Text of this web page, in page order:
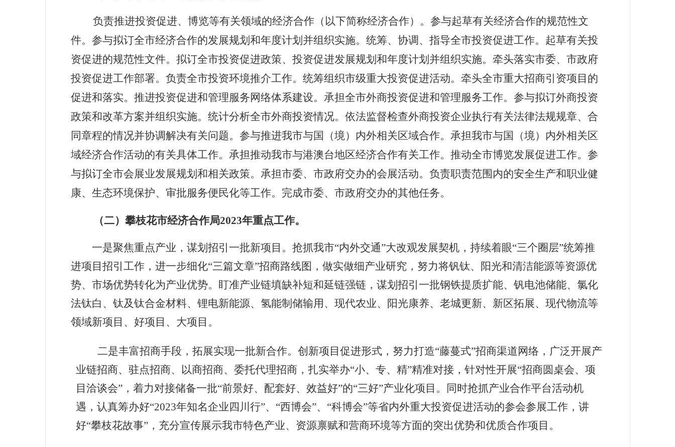
负责推进投资促进、博览等有关领域的经济合作（以下简称经济合作）。参与起草有关经济合作的规范性文
件。参与拟订全市经济合作的发展规划和年度计划并组织实施。统筹、协调、指导全市投资促进工作。起草有关投
资促进的规范性文件。拟订全市投资促进政策、投资促进发展规划和年度计划并组织实施。牵头落实市委、市政府
投资促进工作部署。负责全市投资环境推介工作。统筹组织市级重大投资促进活动。牵头全市重大招商引资项目的
促进和落实。推进投资促进和管理服务网络体系建设。承担全市外商投资促进和管理服务工作。参与拟订外商投资
政策和改革方案并组织实施。统计分析全市外商投资情况。依法监督检查外商投资企业执行有关法律法规规章、合
同章程的情况并协调解决有关问题。参与推进我市与国（境）内外相关区域合作。承担我市与国（境）内外相关区
域经济合作活动的有关具体工作。承担推动我市与港澳台地区经济合作有关工作。推动全市博览发展促进工作。参
与拟订全市会展业发展规划和相关政策。承担市委、市政府交办的会展活动。负责职责范围内的安全生产和职业健
康、生态环境保护、审批服务便民化等工作。完成市委、市政府交办的其他任务。
（二） 攀枝花市经济合作局2023年重点工作。
一是聚焦重点产业，谋划招引一批新项目。抢抓我市“内外交通”大改观发展契机，持续着眼“三个圈层”统筹推
进项目招引工作，进一步细化“三篇文章”招商路线图，做实做细产业研究，努力将钒钛、阳光和清洁能源等资源优
势、市场优势转化为产业优势。盯准产业链填缺补短和延链强链，谋划招引一批钢铁提质扩能、钒电池储能、氯化
法钛白、钛及钛合金材料、锂电新能源、氢能制储输用、现代农业、阳光康养、老城更新、新区拓展、现代物流等
领域新项目、好项目、大项目。
二是丰富招商手段，拓展实现一批新合作。 创新项目促进形式，努力打造“藤蔓式”招商渠道网络，广泛开展产
业链招商、驻点招商、以商招商、委托代理招商，扎实举办“小、专、精”精准对接，针对性开展“招商圆桌会、项
目洽谈会”，着力对接储备一批“前景好、配套好、效益好”的“三好”产业化项目。同时抢抓产业合作平台活动机
遇，认真筹办好“2023年知名企业四川行”、“西博会”、“科博会”等省内外重大投资促进活动的参会参展工作，讲
好“攀枝花故事”，充分宣传展示我市特色产业、资源禀赋和营商环境等方面的突出优势和优质合作项目。